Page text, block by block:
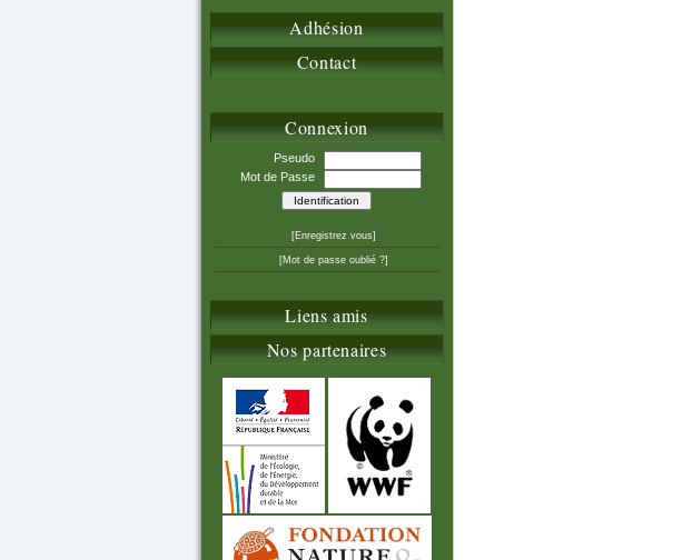
Adhésion
Contact
Connexion
Pseudo
Mot de Passe
[Enregistrez vous]
[Mot de passe oublié ?]
Liens amis
Nos partenaires